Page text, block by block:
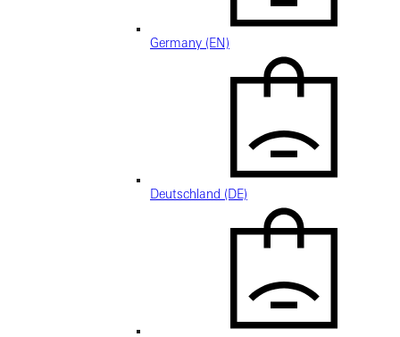
Germany (EN)
Deutschland (DE)